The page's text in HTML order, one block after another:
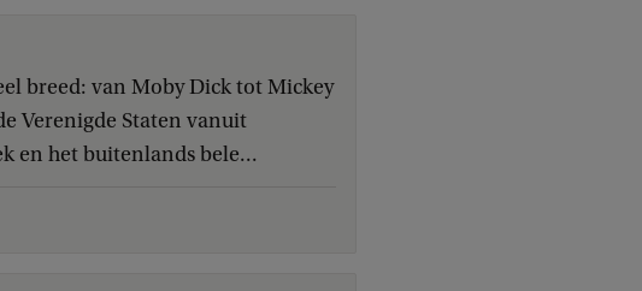
breed: van Moby Dick tot Mickey
Verenigde Staten vanuit
en het buitenlands bele...